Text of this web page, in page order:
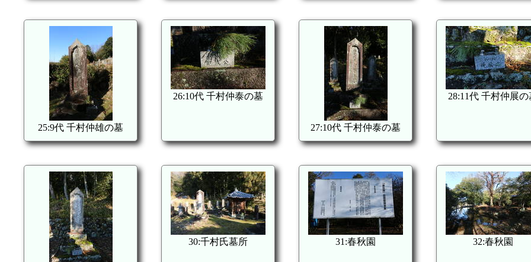
25:9代 千村仲雄の墓
26:10代 千村仲泰の墓
27:10代 千村仲泰の墓
28:11代 千村仲展の
30:千村氏墓所 31:春秋園 32:春秋園